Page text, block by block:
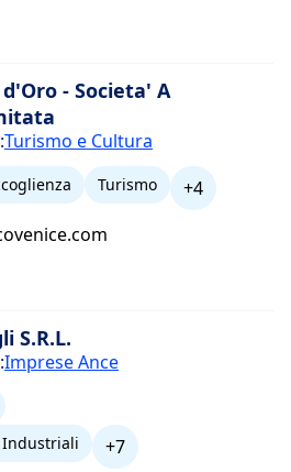
- Societa' A
Turismo e Cultura
Turismo
+4
S.R.L.
Imprese Ance
Industriali
+7